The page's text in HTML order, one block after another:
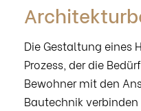
Die Gestaltung eines
Prozess, der die
Bewohner mit den
Bautechnik verbinden